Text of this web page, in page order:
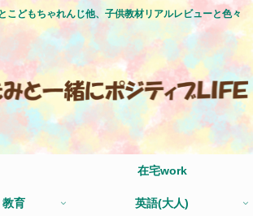
こどもちゃれんじ他、子供教材リアルレビューと色々
在宅work
教育 英語(大人)